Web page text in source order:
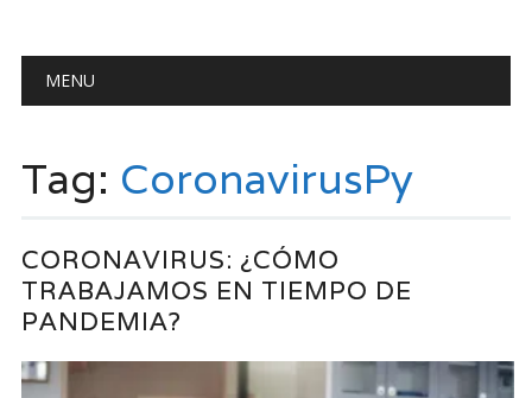
Main menu
MENU
Tag: CoronavirusPy
CORONAVIRUS: ¿CÓMO
TRABAJAMOS EN TIEMPO DE
PANDEMIA?